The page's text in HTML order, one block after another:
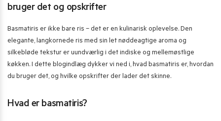
bruger det og opskrifter
Basmatiris er ikke bare ris – det er en kulinarisk oplevelse. Den
elegante, langkornede ris med sin let nøddeagtige aroma og
silkebløde tekstur er uundværlig i det indiske og mellemøstlige
køkken. I dette blogindlæg dykker vi ned i, hvad basmatiris er, hvordan
du bruger det, og hvilke opskrifter der lader det skinne.
Hvad er basmatiris?